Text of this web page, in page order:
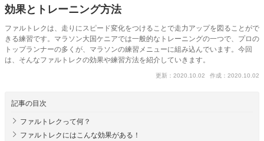
効果とトレーニング方法
ファルトレクは、走りにスピード変化をつけることで走力アップを図ることがで
きる練習です。マラソン大国ケニアでは一般的なトレーニングの一つで、プロの
トップランナーの多くが、マラソンの練習メニューに組み込んでいます。今回
は、そんなファルトレクの効果や練習方法を紹介していきます。
更新：2020.10.02 作成：2020.10.02
記事の目次
ファルトレクって何？
ファルトレクにはこんな効果がある！